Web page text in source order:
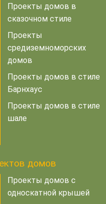
Проекты домов в
сказочном стиле
Проекты
средиземноморских
домов
Проекты домов в стиле
Барнхаус
Проекты домов в стиле
шале
домов
Проекты домов с
односкатной крышей